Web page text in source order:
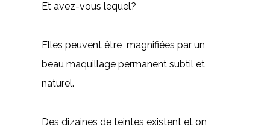
Et avez-vous lequel?
Elles peuvent être magnifiées par un
beau maquillage permanent subtil et
naturel.
Des dizaines de teintes existent et on